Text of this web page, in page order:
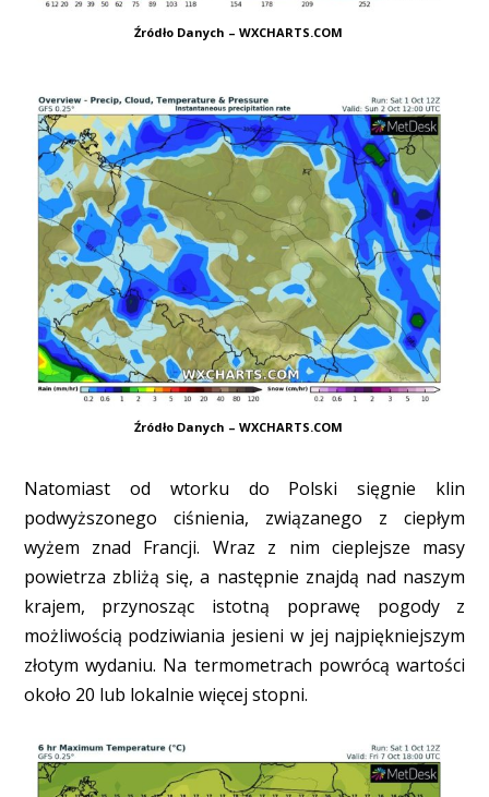
Źródło Danych – WXCHARTS.COM
Źródło Danych – WXCHARTS.COM
Natomiast od wtorku do Polski sięgnie klin
podwyższonego ciśnienia, związanego z ciepłym
wyżem znad Francji. Wraz z nim cieplejsze masy
powietrza zbliżą się, a następnie znajdą nad naszym
krajem, przynosząc istotną poprawę pogody z
możliwością podziwiania jesieni w jej najpiękniejszym
złotym wydaniu. Na termometrach powrócą wartości
około 20 lub lokalnie więcej stopni.